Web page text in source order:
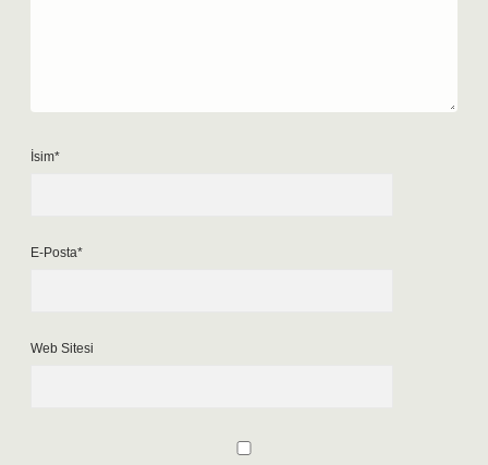
İsim*
E-Posta*
Web Sitesi